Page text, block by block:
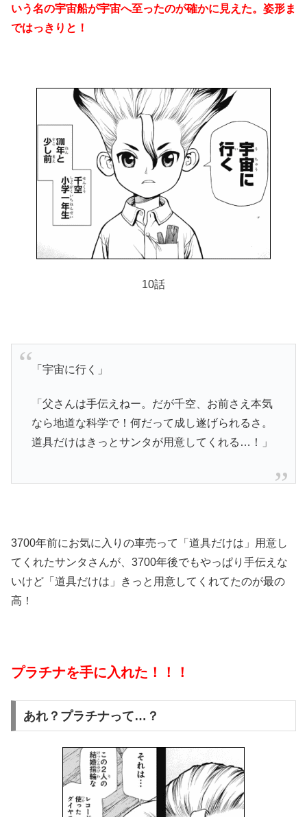
いう名の宇宙船が宇宙へ至ったのが確かに見えた。姿形ま
ではっきりと！
10話
「宇宙に行く」
「父さんは手伝えねー。だが千空、お前さえ本気
なら地道な科学で！何だって成し遂げられるさ。
道具だけはきっとサンタが用意してくれる…！」
3700年前にお気に入りの車売って「道具だけは」用意し
てくれたサンタさんが、3700年後でもやっぱり手伝えな
いけど「道具だけは」きっと用意してくれてたのが最の
高！
プラチナを手に入れた！！！
あれ？プラチナって…？